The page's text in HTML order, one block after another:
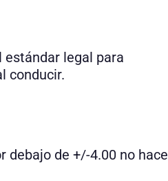
legal para
conducir.
debajo de +/-4.00 no hace